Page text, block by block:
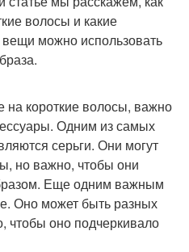
волосы и какие
можно использовать
на короткие волосы, важно
Одним из самых
серьги. Они могут
но важно, чтобы они
Еще одним важным
Оно может быть разных
оно подчеркивало